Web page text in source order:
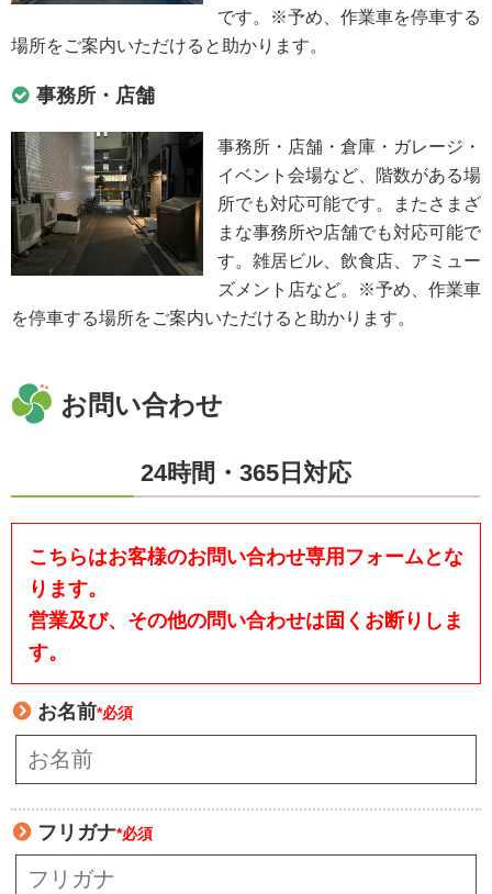
です。※予め、作業車を停車する
場所をご案内いただけると助かります。
事務所・店舗
事務所・店舗・倉庫・ガレージ・
イベント会場など、階数がある場
所でも対応可能です。またさまざ
まな事務所や店舗でも対応可能で
す。雑居ビル、飲食店、アミュー
ズメント店など。※予め、作業車
を停車する場所をご案内いただけると助かります。
お問い合わせ
24時間・365日対応
こちらはお客様のお問い合わせ専用フォームとな
ります。
営業及び、その他の問い合わせは固くお断りしま
す。
お名前*必須
フリガナ*必須